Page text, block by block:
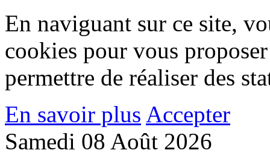
En naviguant sur ce site,
cookies pour vous
permettre de réaliser des
En savoir plus Accepter
Samedi 08 Août 2026